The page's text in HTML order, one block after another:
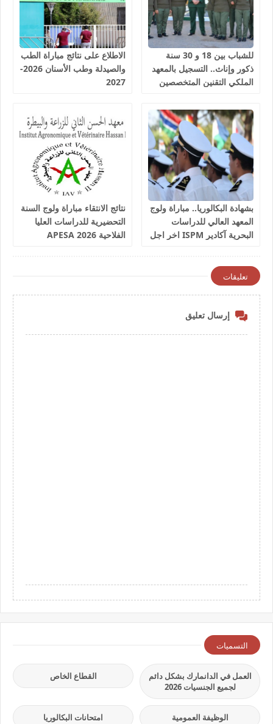
للشباب بين 18 و 30 سنة
ذكور وإناث.. التسجيل بالمعهد
الملكي التقنين المتخصصين
2027
الاطلاع على نتائج مباراة الطب
والصيدلة وطب الأسنان 2026-
2027
بشهادة البكالوريا.. مباراة ولوج
المعهد العالي للدراسات
البحرية آكادير ISPM اخر اجل
نتائج الانتقاء مباراة ولوج السنة
التحضيرية للدراسات العليا
الفلاحية 2026 APESA
تعليقات
إرسال تعليق
التسميات
العمل في الدانمارك بشكل دائم
لجميع الجنسيات 2026
القطاع الخاص
الوظيفة العمومية امتحانات البكالوريا